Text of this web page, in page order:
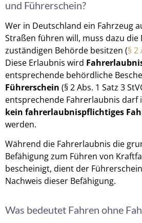
und Führerschein?
Wer in Deutschland ein Fahrzeug
Straßen führen will, muss dazu die
zuständigen Behörde besitzen (§ 2
Diese Erlaubnis wird
entsprechende behördliche
Führerschein (§ 2 Abs. 1 Satz 3
entsprechende Fahrerlaubnis darf
kein fahrerlaubnispflichtiges
werden.
Während die Fahrerlaubnis die
Befähigung zum Führen von
bescheinigt, dient der
Nachweis dieser Befähigung.
Was bedeutet Fahren ohne